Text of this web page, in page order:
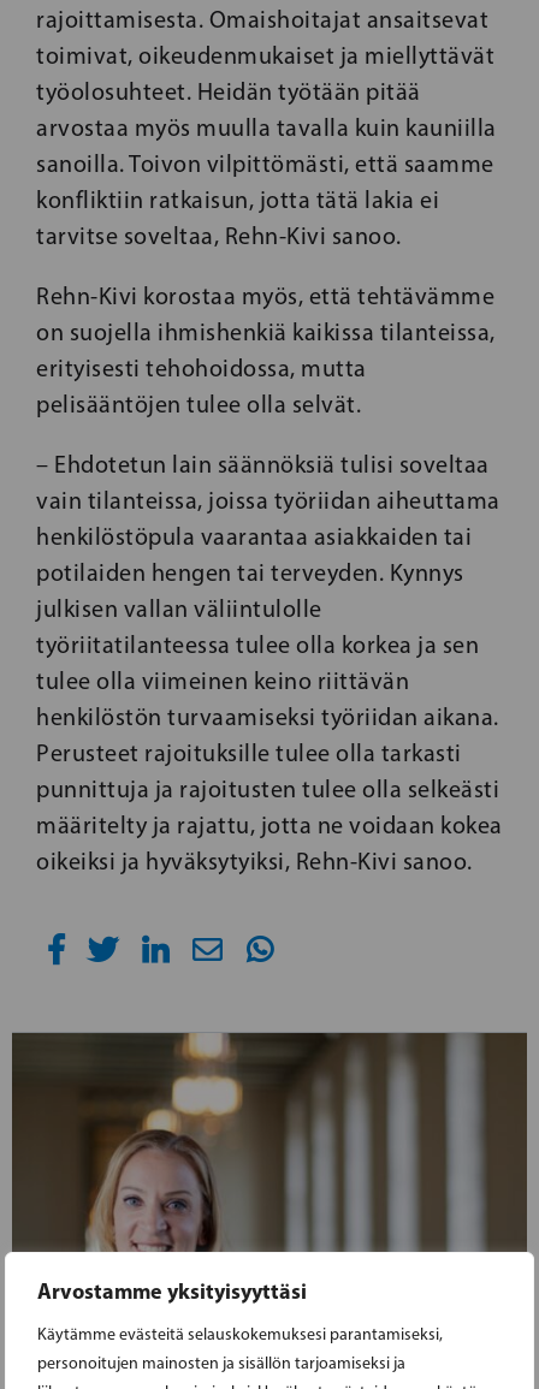
Arvostamme yksityisyyttäsi
Käytämme evästeitä selauskokemuksesi parantamiseksi,
personoitujen mainosten ja sisällön tarjoamiseksi ja
rajoittamisesta. Omaishoitajat ansaitsevat
toimivat, oikeudenmukaiset ja miellyttävät
työolosuhteet. Heidän työtään pitää
arvostaa myös muulla tavalla kuin kauniilla
sanoilla. Toivon vilpittömästi, että saamme
konfliktiin ratkaisun, jotta tätä lakia ei
tarvitse soveltaa, Rehn-Kivi sanoo.
Rehn-Kivi korostaa myös, että tehtävämme
on suojella ihmishenkiä kaikissa tilanteissa,
erityisesti tehohoidossa, mutta
pelisääntöjen tulee olla selvät.
– Ehdotetun lain säännöksiä tulisi soveltaa
vain tilanteissa, joissa työriidan aiheuttama
henkilöstöpula vaarantaa asiakkaiden tai
potilaiden hengen tai terveyden. Kynnys
julkisen vallan väliintulolle
työriitatilanteessa tulee olla korkea ja sen
tulee olla viimeinen keino riittävän
henkilöstön turvaamiseksi työriidan aikana.
Perusteet rajoituksille tulee olla tarkasti
punnittuja ja rajoitusten tulee olla selkeästi
määritelty ja rajattu, jotta ne voidaan kokea
oikeiksi ja hyväksytyiksi, Rehn-Kivi sanoo.